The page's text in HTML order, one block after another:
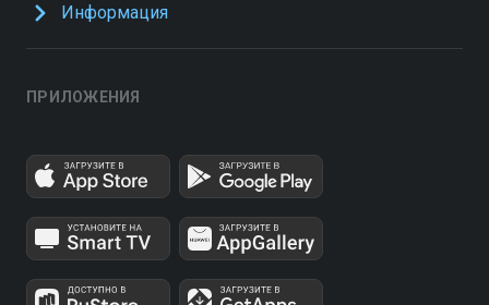
Информация
ПРИЛОЖЕНИЯ